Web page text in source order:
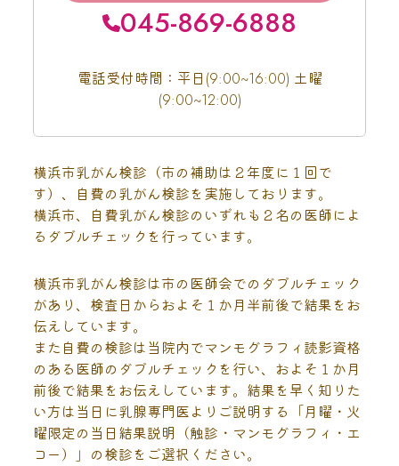
045-869-6888
電話受付時間：平日(9:00~16:00) 土曜
(9:00~12:00)
横浜市乳がん検診（市の補助は２年度に１回で
す）、自費の乳がん検診を実施しております。
横浜市、自費乳がん検診のいずれも２名の医師によ
るダブルチェックを行っています。
横浜市乳がん検診は市の医師会でのダブルチェック
があり、検査日からおよそ１か月半前後で結果をお
伝えしています。
また自費の検診は当院内でマンモグラフィ読影資格
のある医師のダブルチェックを行い、およそ１か月
前後で結果をお伝えしています。結果を早く知りた
い方は当日に乳腺専門医よりご説明する「月曜・火
曜限定の当日結果説明（触診・マンモグラフィ・エ
コー）」の検診をご選択ください。